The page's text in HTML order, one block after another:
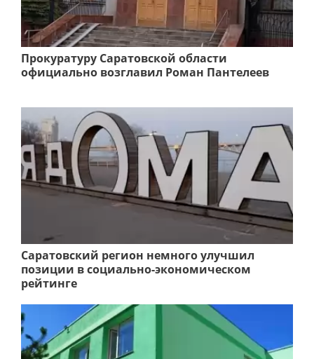
Прокуратуру Саратовской области
официально возглавил Роман Пантелеев
Саратовский регион немного улучшил
позиции в социально-экономическом
рейтинге